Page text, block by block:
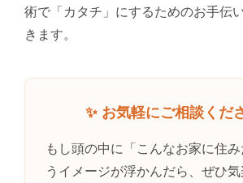
術で「カタチ」にするためのお手伝
きます。
✨ お気軽にご相談くだ
もし頭の中に「こんなお家に住
うイメージが浮かんだら、ぜひ